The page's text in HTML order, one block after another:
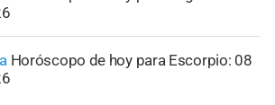
Horóscopo de hoy para Escorpio: 08